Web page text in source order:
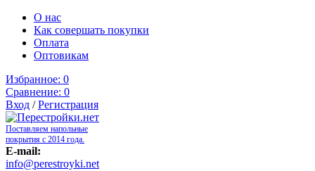
О нас
Как совершать покупки
Оплата
Оптовикам
Избранное: 0
Сравнение: 0
Вход /Регистрация
Поставляем напольные
покрытия с 2014 года.
E-mail:
info@perestroyki.net